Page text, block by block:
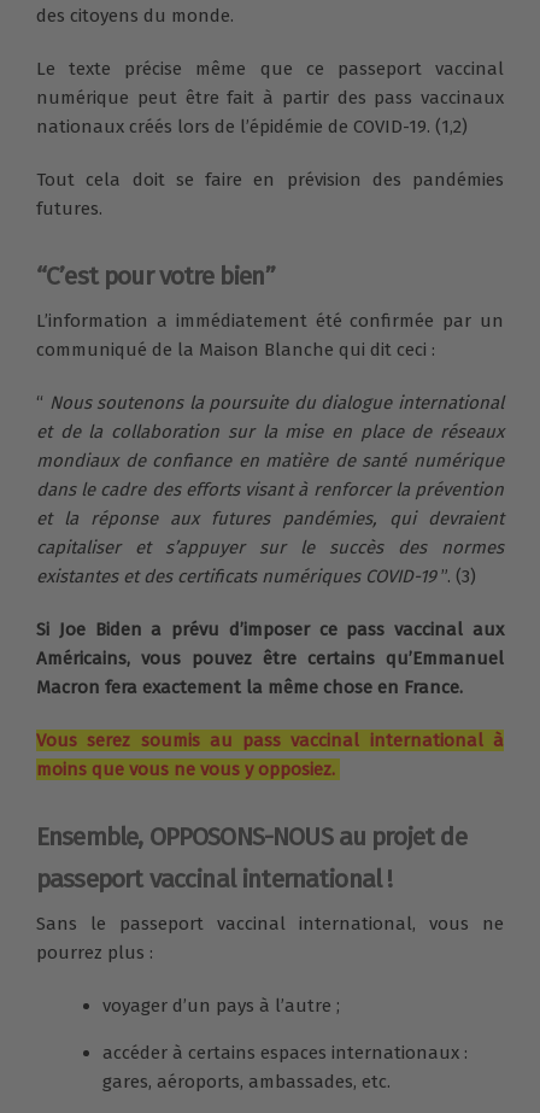
des citoyens du monde.
Le texte précise même que ce passeport vaccinal
numérique peut être fait à partir des pass vaccinaux
nationaux créés lors de l’épidémie de COVID-19. (1,2)
Tout cela doit se faire en prévision des pandémies
futures.
“C’est pour votre bien”
L’information a immédiatement été confirmée par un
communiqué de la Maison Blanche qui dit ceci :
“ Nous soutenons la poursuite du dialogue international
et de la collaboration sur la mise en place de réseaux
mondiaux de confiance en matière de santé numérique
dans le cadre des efforts visant à renforcer la prévention
et la réponse aux futures pandémies, qui devraient
capitaliser et s’appuyer sur le succès des normes
existantes et des certificats numériques COVID-19”. (3)
Si Joe Biden a prévu d’imposer ce pass vaccinal aux
Américains, vous pouvez être certains qu’Emmanuel
Macron fera exactement la même chose en France.
Vous serez soumis au pass vaccinal international à
moins que vous ne vous y opposiez.
Ensemble, OPPOSONS-NOUS au projet de
passeport vaccinal international !
Sans le passeport vaccinal international, vous ne
pourrez plus :
voyager d’un pays à l’autre ;
accéder à certains espaces internationaux :
gares, aéroports, ambassades, etc.